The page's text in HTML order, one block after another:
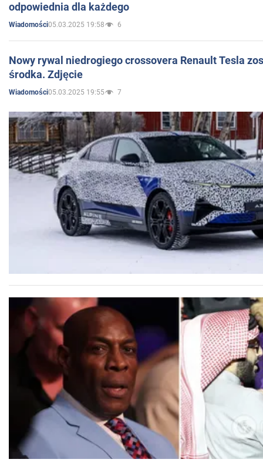
odpowiednia dla każdego
Wiadomości05.03.2025 19:58 6
Nowy rywal niedrogiego crossovera Renault Tesla
środka. Zdjęcie
Wiadomości05.03.2025 19:55 7